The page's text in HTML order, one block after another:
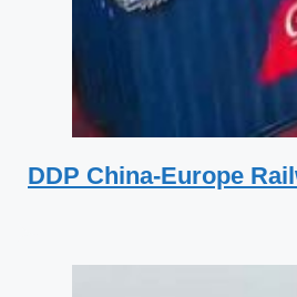
DDP China-Europe